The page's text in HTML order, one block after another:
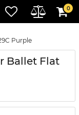
0
Purple
Ballet Flat​